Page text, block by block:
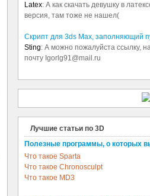
Latex: А как скачать девушку в
версия, там тоже не нашел(
Скрипт для 3ds Max, заполняющий
Sting: А можно пожалуйста ссылку,
почту Igorlg91@mail.ru
Лучшие статьи по 3D
Полезные программы, о которых
Что такое Sparta
Что такое Chronosculpt
Что такое MD3